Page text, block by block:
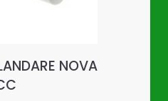
NOVA